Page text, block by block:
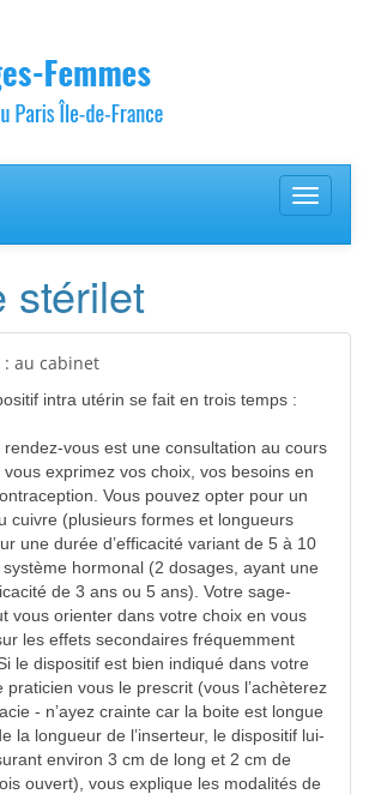
Toggle
stérilet
: au cabinet
intra utérin se fait en trois temps :
rendez-vous est une consultation au cours
exprimez vos choix, vos besoins en
Vous pouvez opter pour un
cuivre (plusieurs formes et longueurs
une durée d’efficacité variant de 5 à 10
hormonal (2 dosages, ayant une
de 3 ans ou 5 ans). Votre sage-
vous orienter dans votre choix en vous
les effets secondaires fréquemment
le dispositif est bien indiqué dans votre
praticien vous le prescrit (vous l’achèterez
- n’ayez crainte car la boite est longue
la longueur de l’inserteur, le dispositif lui-
environ 3 cm de long et 2 cm de
ouvert), vous explique les modalités de